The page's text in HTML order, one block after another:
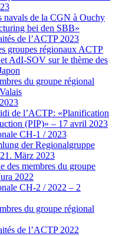
navals de la CGN à Ouchy
bei den SBB»
de l’ACTP 2023
groupes régionaux ACTP
AdI-SOV sur le thème des
du groupe régional
de l’ACTP: «Planification
(PIP)» – 17 avril 2023
CH-1 / 2023
der Regionalgruppe
März 2023
des membres du groupe
2022
CH-2 / 2022 – 2
du groupe régional
de l’ACTP 2022